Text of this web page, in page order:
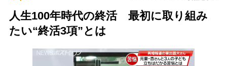
人生100年時代の終活 最初に取り組み
たい“終活3項”とは